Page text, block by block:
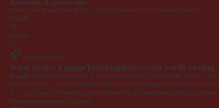
Short, easy to say, easy to type — the foundation of any premium brand.
Length
19
Appeal
4.0
Why this name
What makes EngageYourEmployees.com worth owning
EngageYourEmployees.com is a category-defining 19-character name — the
the open web — instant credibility with users and Google alike. It has been
it — equity you can keep by simply redirecting. For investors building a
time someone reads it out loud.